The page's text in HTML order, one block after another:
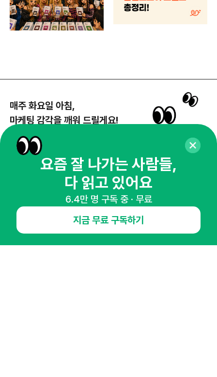
매주 화요일 아침,
마케팅 감각을 깨워 드릴게요!
뉴스레터 구독하기
오픈애즈란
요즘 잘 나가는 사람들,
다 읽고 있어요
6.4만 명 구독 중 · 무료
지금 무료 구독하기